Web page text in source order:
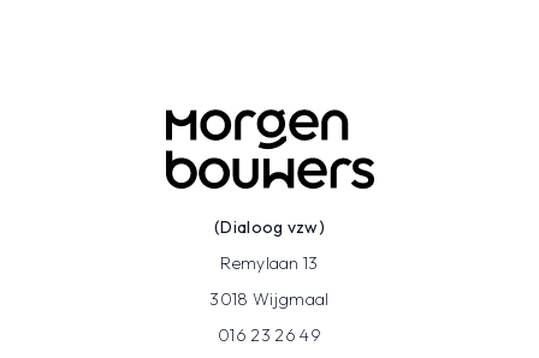
(Dialoog vzw)
Remylaan 13
3018 Wijgmaal
016 23 26 49